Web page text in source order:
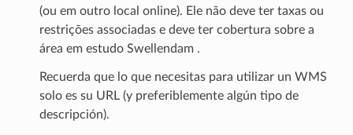
(ou em outro local online). Ele não deve ter taxas ou
restrições associadas e deve ter cobertura sobre a
área em estudo Swellendam .
Recuerda que lo que necesitas para utilizar un WMS
solo es su URL (y preferiblemente algún tipo de
descripción).